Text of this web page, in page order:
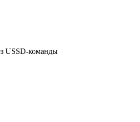
USSD-команды